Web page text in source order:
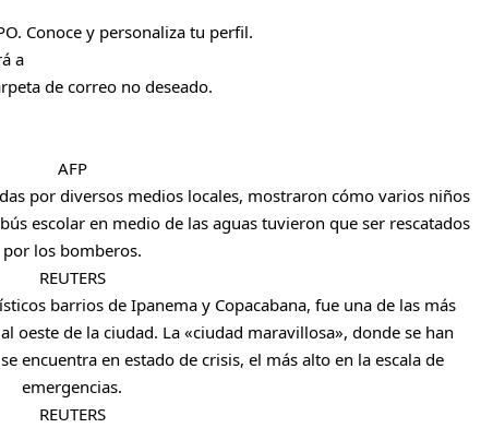
Conoce y personaliza tu perfil.
a
de correo no deseado.
AFP
por diversos medios locales, mostraron cómo varios niños
escolar en medio de las aguas tuvieron que ser rescatados
por los bomberos.
REUTERS
barrios de Ipanema y Copacabana, fue una de las más
oeste de la ciudad. La «ciudad maravillosa», donde se han
encuentra en estado de crisis, el más alto en la escala de
emergencias.
REUTERS